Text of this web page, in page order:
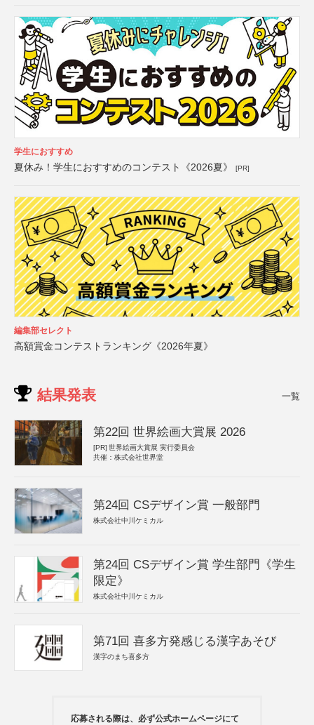
学生におすすめ
夏休み！学生におすすめのコンテスト《2026夏》 [PR]
編集部セレクト
高額賞金コンテストランキング《2026年夏》
結果発表 一覧
第22回 世界絵画大賞展 2026
[PR] 世界絵画大賞展 実行委員会
共催：株式会社世界堂
第24回 CSデザイン賞 一般部門
株式会社中川ケミカル
第24回 CSデザイン賞 学生部門《学生
限定》
株式会社中川ケミカル
第71回 喜多方発感じる漢字あそび
漢字のまち喜多方
応募される際は、必ず公式ホームページにて